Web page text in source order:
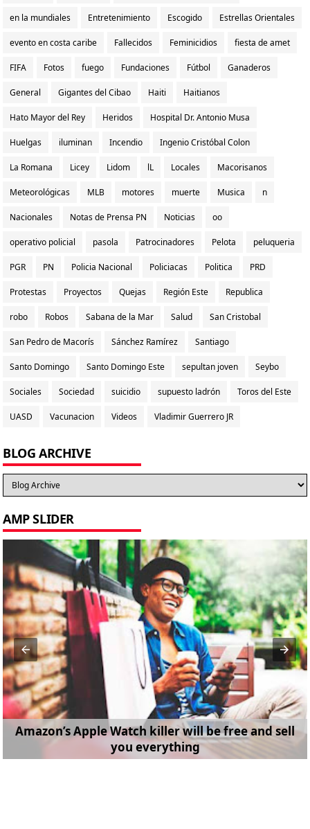
en la mundiales Entretenimiento Escogido Estrellas Orientales
evento en costa caribe Fallecidos Feminicidios fiesta de amet
FIFA Fotos fuego Fundaciones Fútbol Ganaderos
General Gigantes del Cibao Haiti Haitianos
Hato Mayor del Rey Heridos Hospital Dr. Antonio Musa
Huelgas iluminan Incendio Ingenio Cristóbal Colon
La Romana Licey Lidom lL Locales Macorisanos
Meteorológicas MLB motores muerte Musica n
Nacionales Notas de Prensa PN Noticias oo
operativo policial pasola Patrocinadores Pelota peluqueria
PGR PN Policia Nacional Policiacas Politica PRD
Protestas Proyectos Quejas Región Este Republica
robo Robos Sabana de la Mar Salud San Cristobal
San Pedro de Macorís Sánchez Ramírez Santiago
Santo Domingo Santo Domingo Este sepultan joven Seybo
Sociales Sociedad suicidio supuesto ladrón Toros del Este
UASD Vacunacion Videos Vladimir Guerrero JR
BLOG ARCHIVE
AMP SLIDER
Amazon’s Apple Watch killer will be free and sell
you everything